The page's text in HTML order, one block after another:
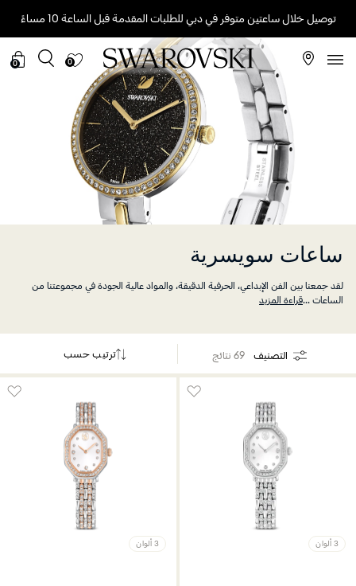
توصيل خلال ساعتين متوفر في دبي للطلبات المقدمة قبل الساعة 10 مساءً
0
0
ساعات سويسرية
لقد جمعنا بين الفن الإبداعي، الحرفية الدقيقة، والمواد عالية الجودة في مجموعتنا من
الساعات ...قراءة المزيد
التصنيف 69 نتائج ترتيب حسب
3 ألوان 3 ألوان